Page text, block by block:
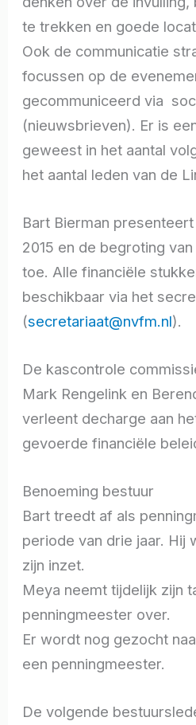
te trekken en goede
Ook de communicatie
focussen op de
gecommuniceerd via
(nieuwsbrieven). Er is
geweest in het aantal
het aantal leden van de
Bart Bierman
2015 en de begroting
toe. Alle financiële
beschikbaar via het
(secretariaat@nvfm.nl).
De kascontrole
Mark Rengelink en
verleent decharge aan
gevoerde financiële
Benoeming bestuur
Bart treedt af als
periode van drie jaar. Hij
zijn inzet.
Meya neemt tijdelijk zijn
penningmeester over.
Er wordt nog gezocht
een penningmeester.
De volgende